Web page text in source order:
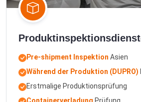
Pre-shipment Inspektion Asien
Während der Produktion (DUPRO)
Erstmalige Produktionsprüfung